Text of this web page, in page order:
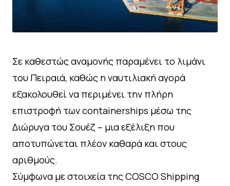
Σε καθεστώς αναμονής παραμένει το λιμάνι
του Πειραιά, καθώς η ναυτιλιακή αγορά
εξακολουθεί να περιμένει την πλήρη
επιστροφή των containerships μέσω της
Διώρυγα του Σουέζ – μια εξέλιξη που
αποτυπώνεται πλέον καθαρά και στους
αριθμούς.
Σύμφωνα με στοιχεία της COSCO Shipping